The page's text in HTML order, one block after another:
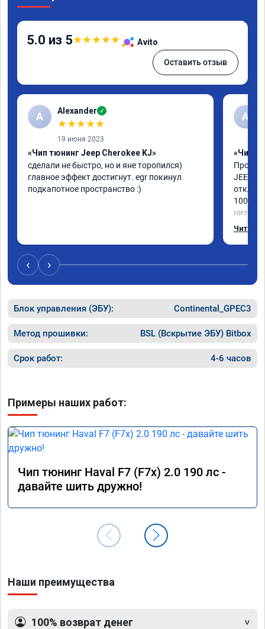
5.0 из 5★★★★★ Avito
Оставить отзыв
A Alexander ✓
★★★★★
19 июня 2023
«Чип тюнинг Jeep Cherokee KJ»
сделали не быстро, но и яне торопился)
главное эффект достигнут. egr покинул
подкапотное пространство :)
А
«Чип
JEEP
100%,
низах
Читать
‹ ›
Блок управления (ЭБУ): Continental_GPEC3
Метод прошивки: BSL (Вскрытие ЭБУ) Bitbox
Срок работ: 4-6 часов
Примеры наших работ:
Чип тюнинг Haval F7 (F7x) 2.0 190 лс -
давайте шить дружно!
Наши преимущества
100% возврат денег